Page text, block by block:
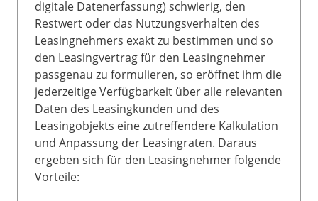
digitale Datenerfassung) schwierig, den
Restwert oder das Nutzungsverhalten des
Leasingnehmers exakt zu bestimmen und so
den Leasingvertrag für den Leasingnehmer
passgenau zu formulieren, so eröffnet ihm die
jederzeitige Verfügbarkeit über alle relevanten
Daten des Leasingkunden und des
Leasingobjekts eine zutreffendere Kalkulation
und Anpassung der Leasingraten. Daraus
ergeben sich für den Leasingnehmer folgende
Vorteile: